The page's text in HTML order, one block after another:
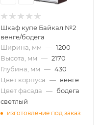
Шкаф купе Байкал №2
венге/бодега
Ширина, мм — 1200
Высота, мм — 2170
Глубина, мм — 430
Цвет корпуса — венге
Цвет фасада — бодега
светлый
изготовление под заказ